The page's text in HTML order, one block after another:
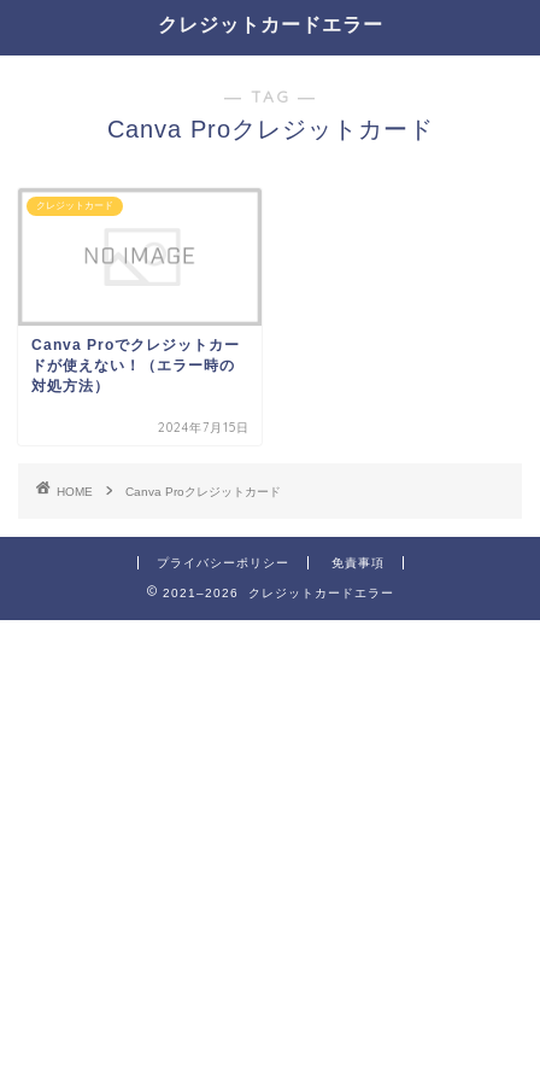
クレジットカードエラー
― TAG ―
Canva Proクレジットカード
クレジットカード
Canva Proでクレジットカー
ドが使えない！（エラー時の
対処方法）
2024年7月15日
HOME Canva Proクレジットカード
プライバシーポリシー 免責事項
2021–2026 クレジットカードエラー